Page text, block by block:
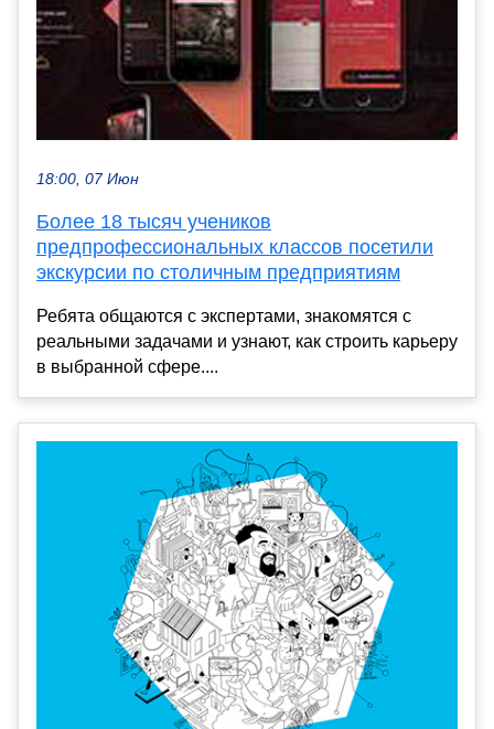
18:00, 07 Июн
Более 18 тысяч учеников
предпрофессиональных классов посетили
экскурсии по столичным предприятиям
Ребята общаются с экспертами, знакомятся с
реальными задачами и узнают, как строить карьеру
в выбранной сфере....